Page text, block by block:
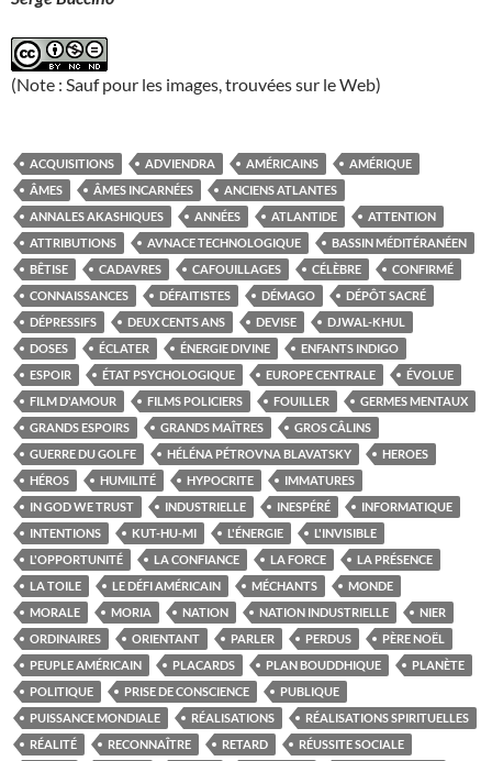
(Note : Sauf pour les images, trouvées sur le Web)
ACQUISITIONS ADVIENDRA AMÉRICAINS
AMÉRIQUE
ÂMES
ÂMES INCARNÉES
ANCIENS ATLANTES
ANNALES AKASHIQUES
ANNÉES ATLANTIDE
ATTENTION
ATTRIBUTIONS
AVNACE TECHNOLOGIQUE
BASSIN MÉDITÉRANÉEN
BÊTISE
CADAVRES CAFOUILLAGES CÉLÈBRE
CONFIRMÉ
CONNAISSANCES
DÉFAITISTES DÉMAGO
DÉPÔT SACRÉ
DÉPRESSIFS
DEUX CENTS ANS DEVISE
DJWAL-KHUL
DOSES
ÉCLATER ÉNERGIE DIVINE
ENFANTS INDIGO
ESPOIR
ÉTAT PSYCHOLOGIQUE EUROPE CENTRALE
ÉVOLUE
FILM D'AMOUR
FILMS POLICIERS FOUILLER
GERMES MENTAUX
GRANDS ESPOIRS
GRANDS MAÎTRES
GROS CÂLINS
GUERRE DU GOLFE
HÉLÉNA PÉTROVNA BLAVATSKY
HEROES
HÉROS
HUMILITÉ HYPOCRITE
IMMATURES
IN GOD WE TRUST
INDUSTRIELLE INESPÉRÉ
INFORMATIQUE
INTENTIONS
KUT-HU-MI L'ÉNERGIE
L'INVISIBLE
L'OPPORTUNITÉ
LA CONFIANCE LA FORCE
LA PRÉSENCE
LA TOILE
LE DÉFI AMÉRICAIN MÉCHANTS
MONDE
MORALE
MORIA NATION NATION INDUSTRIELLE
NIER
ORDINAIRES
ORIENTANT PARLER PERDUS
PÈRE NOËL
PEUPLE AMÉRICAIN
PLACARDS PLAN BOUDDHIQUE
PLANÈTE
POLITIQUE
PRISE DE CONSCIENCE
PUBLIQUE
PUISSANCE MONDIALE
RÉALISATIONS
RÉALISATIONS SPIRITUELLES
RÉALITÉ
RECONNAÎTRE RETARD
RÉUSSITE SOCIALE